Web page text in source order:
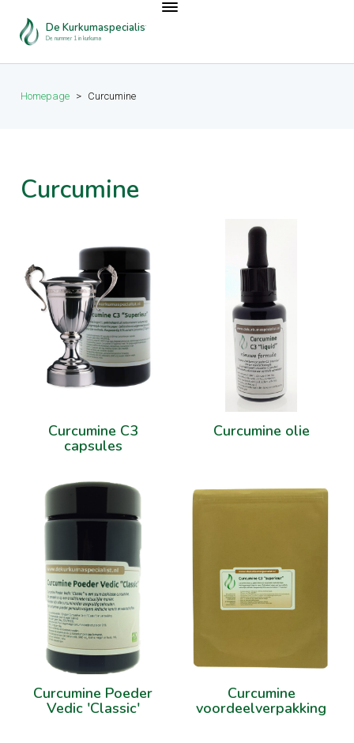
De Kurkumaspecialist
De nummer 1 in kurkuma
Homepage > Curcumine
Curcumine
Curcumine C3
capsules
Curcumine olie
Curcumine Poeder
Vedic 'Classic'
Curcumine
voordeelverpakking